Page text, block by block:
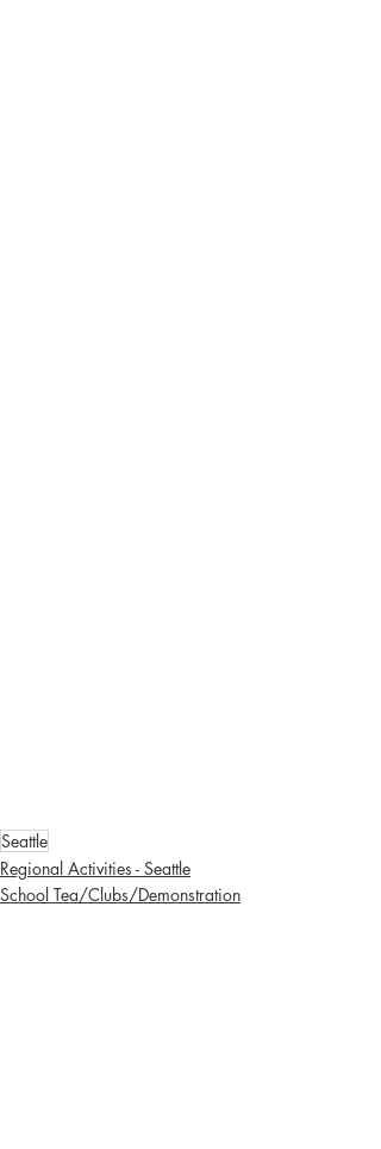
Seattle
Regional Activities - Seattle
School Tea/Clubs/Demonstration